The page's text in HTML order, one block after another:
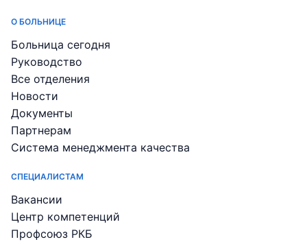
О БОЛЬНИЦЕ
Больница сегодня
Руководство
Все отделения
Новости
Документы
Партнерам
Система менеджмента качества
СПЕЦИАЛИСТАМ
Вакансии
Центр компетенций
Профсоюз РКБ